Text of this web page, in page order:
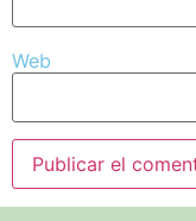
Web